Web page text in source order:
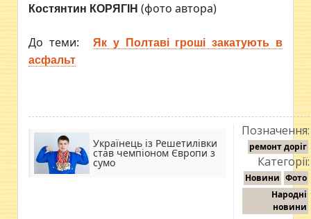
Костянтин КОРЯГІН(фото автора)
До теми:
Як у Полтаві гроші закатують в
асфальт
Українець із Решетилівки
став чемпіоном Європи з
сумо
Позначення:
ремонт доріг
Категорії:
Новини Фото
Народні
новини